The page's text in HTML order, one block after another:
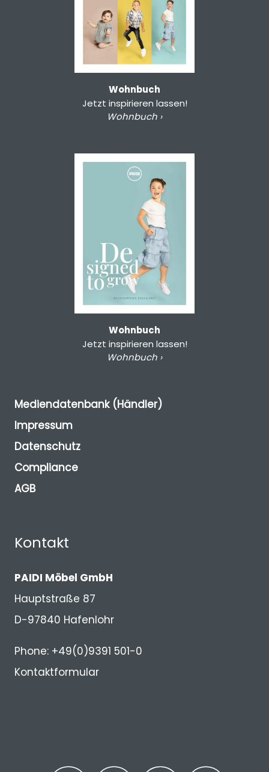
Wohnbuch
Jetzt inspirieren lassen!
Wohnbuch ›
Wohnbuch
Jetzt inspirieren lassen!
Wohnbuch ›
Mediendatenbank (Händler)
Impressum
Datenschutz
Compliance
AGB
Kontakt
PAIDI Möbel GmbH
Hauptstraße 87
D-97840 Hafenlohr
Phone: +49(0)9391 501-0
Kontaktformular